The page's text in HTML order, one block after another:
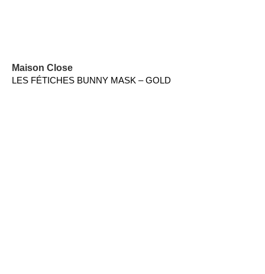
Maison Close
LES FÉTICHES BUNNY MASK – GOLD